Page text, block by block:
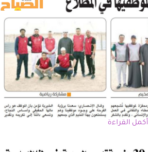
أكمل القراءة